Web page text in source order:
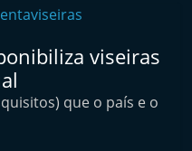
viseiras
que o país e o